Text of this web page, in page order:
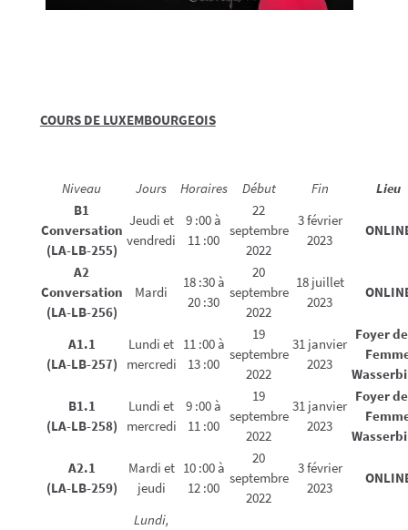
COURS DE LUXEMBOURGEOIS
Niveau Jours Horaires Début Fin
Lieu
B1
Conversation
(LA-LB-255)
Jeudi et
vendredi
9 :00 à
11 :00
22
septembre
2022
3 février
2023
A2
Conversation
(LA-LB-256)
Mardi
18 :30 à
20 :30
20
septembre
2022
18 juillet
2023
A1.1
(LA-LB-257)
Lundi et
mercredi
11 :00 à
13 :00
19
septembre
2022
31 janvier
2023
Foyer
B1.1
(LA-LB-258)
Lundi et
mercredi
9 :00 à
11 :00
19
septembre
2022
31 janvier
2023
Foyer
A2.1
(LA-LB-259)
Mardi et
jeudi
10 :00 à
12 :00
20
septembre
2022
3 février
2023
Lundi,